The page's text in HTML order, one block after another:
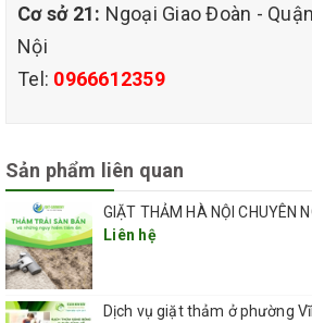
Cơ sở 21: Ngoại Giao Đoàn -
Nội
Tel: 0966612359
Sản phẩm liên quan
GIẶT THẢM HÀ NỘI CHUYÊN
Liên hệ